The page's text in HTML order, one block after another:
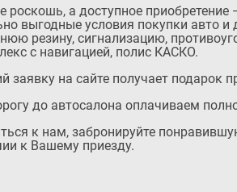
роскошь, а доступное
выгодные условия покупки авто
резину, сигнализацию,
с навигацией, полис КАСКО.
заявку на сайте получает подарок
до автосалона оплачиваем
к нам, забронируйте
к Вашему приезду.